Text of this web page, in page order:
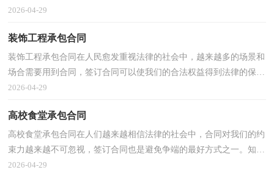
是什么样的呢？下面是小编收集整理的大棚承包合同...
2026-04-29
装饰工程承包合同
装饰工程承包合同在人民愈发重视法律的社会中，越来越多的场景和
场合需要用到合同，签订合同可以使我们的合法权益得到法律的保
障。那么一份详细的合同要怎么写呢？以下是小编整理...
2026-04-29
高校食堂承包合同
高校食堂承包合同在人们越来越相信法律的社会中，合同对我们的约
束力越来越不可忽视，签订合同也是避免争端的最好方式之一。知道
吗，写合同可是有方法的哦，下面是小编整理的高校食...
2026-04-29